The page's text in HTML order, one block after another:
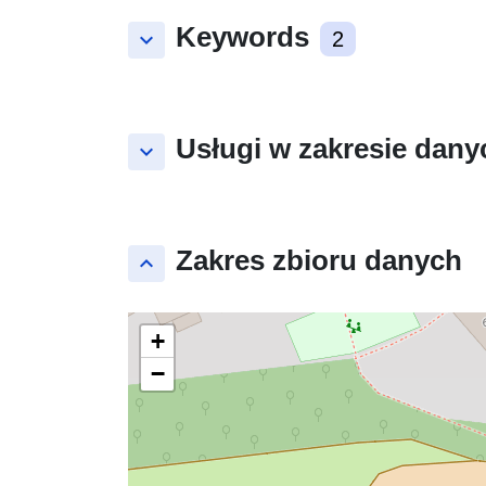
keyboard_arrow_down Keywords 2
keyboard_arrow_down Usługi w zakresie
keyboard_arrow_up Zakres zbioru danych
+
−